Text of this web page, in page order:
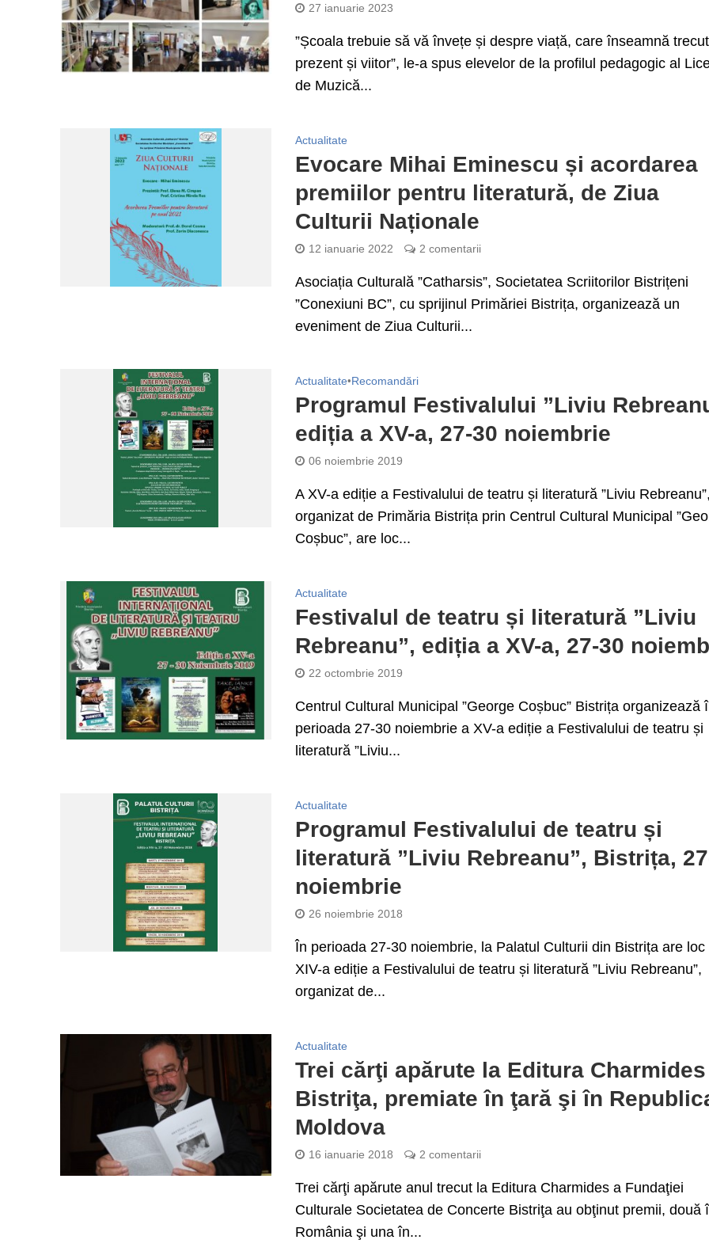
27 ianuarie 2023
”Școala trebuie să vă învețe și despre viață, care înseamnă
prezent și viitor”, le-a spus elevelor de la profilul pedagogic al
de Muzică...
Actualitate
Evocare Mihai Eminescu și acordarea
premiilor pentru literatură, de Ziua
Culturii Naționale
12 ianuarie 2022 2 comentarii
Asociația Culturală ”Catharsis”, Societatea Scriitorilor Bistrițeni
”Conexiuni BC”, cu sprijinul Primăriei Bistrița, organizează un
eveniment de Ziua Culturii...
Actualitate•Recomandări
Programul Festivalului ”Liviu
ediția a XV-a, 27-30 noiembrie
06 noiembrie 2019
A XV-a ediție a Festivalului de teatru și literatură ”Liviu Rebreanu”,
organizat de Primăria Bistrița prin Centrul Cultural Municipal
Coșbuc”, are loc...
Actualitate
Festivalul de teatru și literatură ”Liviu
Rebreanu”, ediția a XV-a, 27-30
22 octombrie 2019
Centrul Cultural Municipal ”George Coșbuc” Bistrița organizează
perioada 27-30 noiembrie a XV-a ediție a Festivalului de teatru și
literatură ”Liviu...
Actualitate
Programul Festivalului de teatru și
literatură ”Liviu Rebreanu”, Bistrița,
noiembrie
26 noiembrie 2018
În perioada 27-30 noiembrie, la Palatul Culturii din Bistrița are loc
XIV-a ediție a Festivalului de teatru și literatură ”Liviu Rebreanu”,
organizat de...
Actualitate
Trei cărţi apărute la Editura Charmides
Bistriţa, premiate în ţară şi în
Moldova
16 ianuarie 2018 2 comentarii
Trei cărţi apărute anul trecut la Editura Charmides a Fundaţiei
Culturale Societatea de Concerte Bistriţa au obţinut premii, două
România şi una în...